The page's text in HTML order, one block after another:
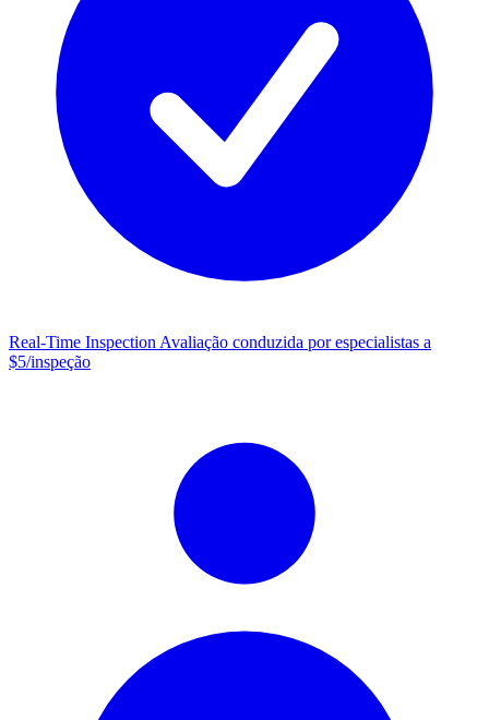
Real-Time Inspection Avaliação conduzida por especialistas a
$5/inspeção